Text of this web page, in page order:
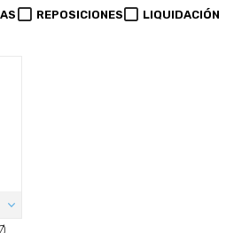
REPOSICIONES LIQUIDACIÓN